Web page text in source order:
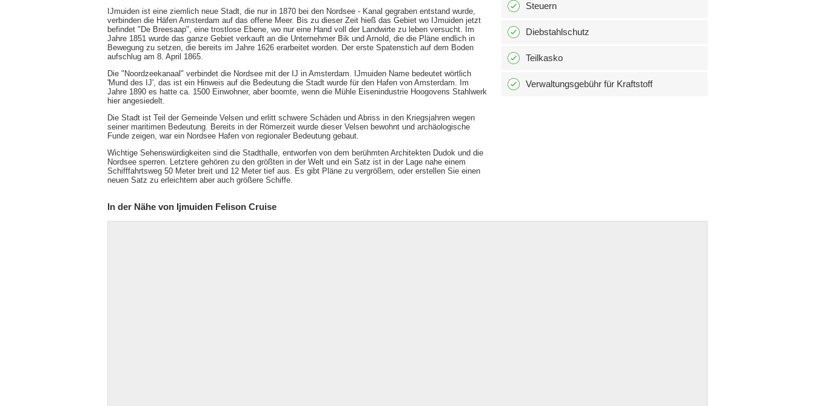
IJmuiden ist eine ziemlich neue Stadt, die nur in 1870 bei den Nordsee - Kanal gegraben entstand wurde,
verbinden die Häfen Amsterdam auf das offene Meer. Bis zu dieser Zeit hieß das Gebiet wo IJmuiden jetzt
befindet "De Breesaap", eine trostlose Ebene, wo nur eine Hand voll der Landwirte zu leben versucht. Im
Jahre 1851 wurde das ganze Gebiet verkauft an die Unternehmer Bik und Arnold, die die Pläne endlich in
Bewegung zu setzen, die bereits im Jahre 1626 erarbeitet worden. Der erste Spatenstich auf dem Boden
aufschlug am 8. April 1865.
Die "Noordzeekanaal" verbindet die Nordsee mit der IJ in Amsterdam. IJmuiden Name bedeutet wörtlich
'Mund des IJ', das ist ein Hinweis auf die Bedeutung die Stadt wurde für den Hafen von Amsterdam. Im
Jahre 1890 es hatte ca. 1500 Einwohner, aber boomte, wenn die Mühle Eisenindustrie Hoogovens Stahlwerk
hier angesiedelt.
Die Stadt ist Teil der Gemeinde Velsen und erlitt schwere Schäden und Abriss in den Kriegsjahren wegen
seiner maritimen Bedeutung. Bereits in der Römerzeit wurde dieser Velsen bewohnt und archäologische
Funde zeigen, war ein Nordsee Hafen von regionaler Bedeutung gebaut.
Wichtige Sehenswürdigkeiten sind die Stadthalle, entworfen von dem berühmten Architekten Dudok und die
Nordsee sperren. Letztere gehören zu den größten in der Welt und ein Satz ist in der Lage nahe einem
Schifffahrtsweg 50 Meter breit und 12 Meter tief aus. Es gibt Pläne zu vergrößern, oder erstellen Sie einen
neuen Satz zu erleichtern aber auch größere Schiffe.
Steuern
Diebstahlschutz
Teilkasko
Verwaltungsgebühr für Kraftstoff
In der Nähe von Ijmuiden Felison Cruise